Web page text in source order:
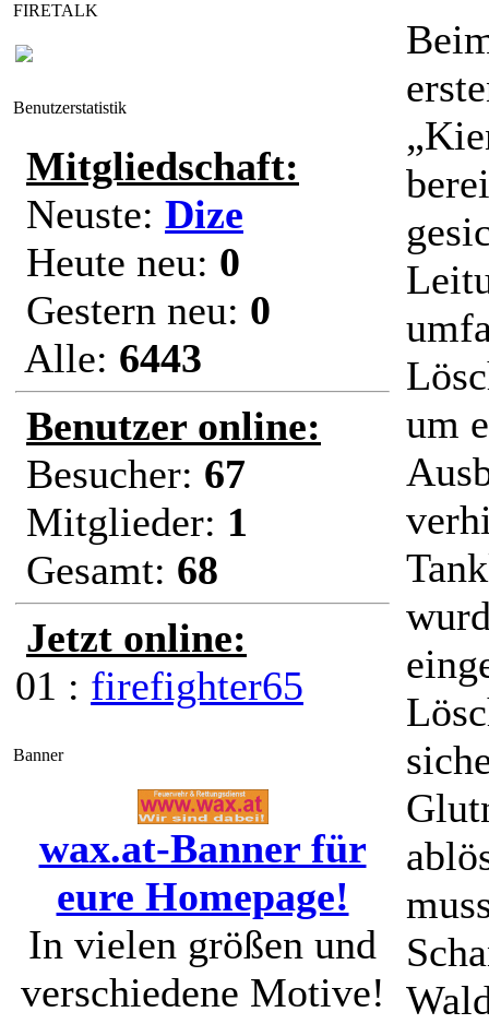
FIRETALK
Benutzerstatistik
Mitgliedschaft:
Neuste: Dize
Heute neu: 0
Gestern neu: 0
Alle: 6443
Benutzer online:
Besucher: 67
Mitglieder: 1
Gesamt: 68
Jetzt online:
01 : firefighter65
Banner
wax.at-Banner für
eure Homepage!
In vielen größen und
verschiedene Motive!
um